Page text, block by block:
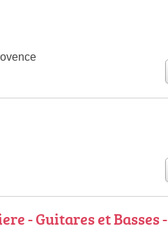
- Guitares et Basses -